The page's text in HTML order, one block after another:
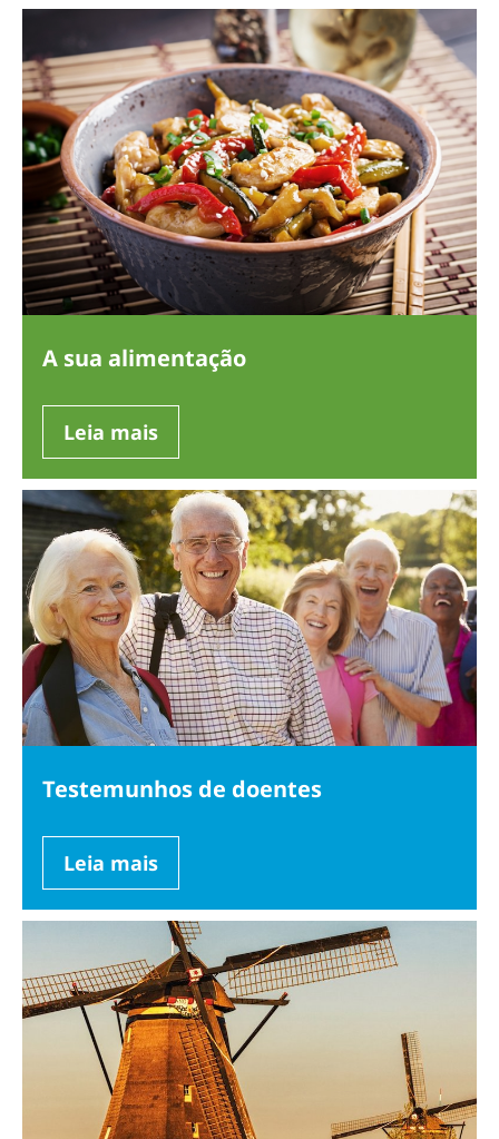
A sua alimentação
Leia mais
Testemunhos de doentes
Leia mais